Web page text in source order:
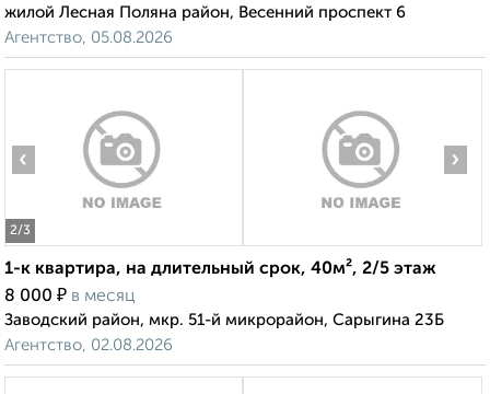
жилой Лесная Поляна район, Весенний проспект 6
Агентство, 05.08.2026
2/3
‹ ›
1-к квартира, на длительный срок, 40м², 2/5 этаж
8 000 ₽ в месяц
Заводский район, мкр. 51-й микрорайон, Сарыгина 23Б
Агентство, 02.08.2026